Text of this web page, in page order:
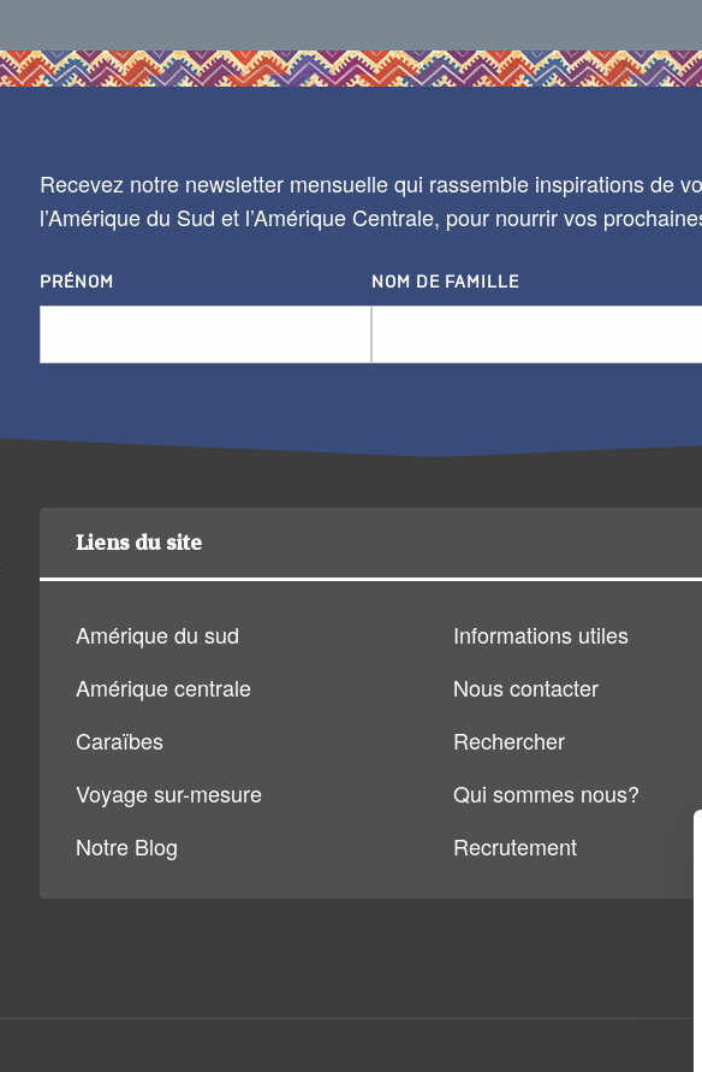
Recevez notre newsletter mensuelle qui rassemble inspirations de
l’Amérique du Sud et l’Amérique Centrale, pour nourrir vos
PRÉNOM NOM DE FAMILLE
Liens du site
Amérique du sud
Amérique centrale
Caraïbes
Voyage sur-mesure
Notre Blog
Informations utiles
Nous contacter
Rechercher
Qui sommes nous?
Recrutement